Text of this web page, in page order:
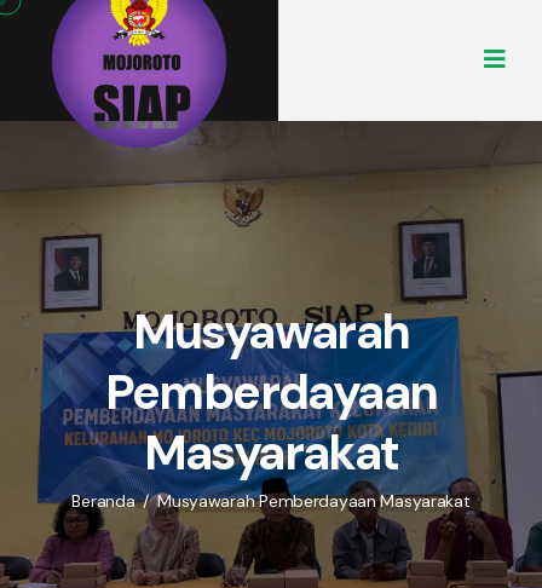
Musyawarah
Pemberdayaan
Masyarakat
Beranda / Musyawarah Pemberdayaan Masyarakat